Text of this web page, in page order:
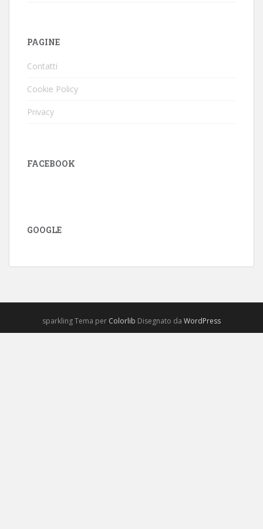
PAGINE
Contatti
Cookie Policy
Privacy
FACEBOOK
GOOGLE
sparkling Tema per Colorlib Disegnato da WordPress